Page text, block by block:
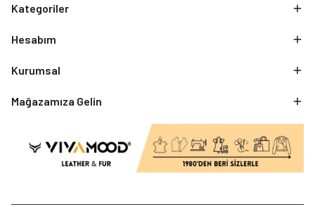
Kategoriler
Hesabım
Kurumsal
Mağazamıza Gelin